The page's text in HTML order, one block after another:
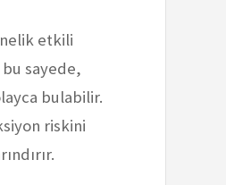
etkili
sayede,
bulabilir.
riskini